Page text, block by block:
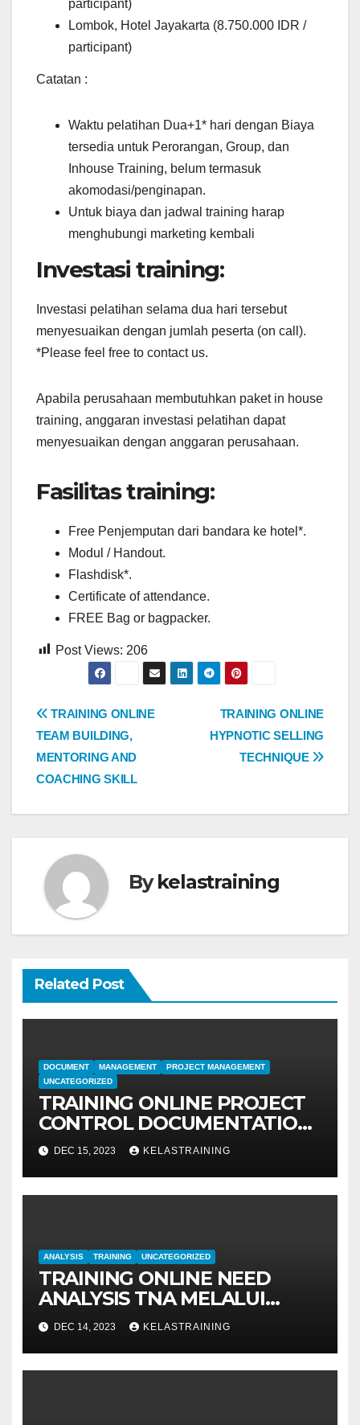
participant)
Lombok, Hotel Jayakarta (8.750.000 IDR /
participant)
Catatan :
Waktu pelatihan Dua+1* hari dengan Biaya
tersedia untuk Perorangan, Group, dan
Inhouse Training, belum termasuk
akomodasi/penginapan.
Untuk biaya dan jadwal training harap
menghubungi marketing kembali
Investasi training:
Investasi pelatihan selama dua hari tersebut
menyesuaikan dengan jumlah peserta (on call).
*Please feel free to contact us.
Apabila perusahaan membutuhkan paket in house
training, anggaran investasi pelatihan dapat
menyesuaikan dengan anggaran perusahaan.
Fasilitas training:
Free Penjemputan dari bandara ke hotel*.
Modul / Handout.
Flashdisk*.
Certificate of attendance.
FREE Bag or bagpacker.
Post Views: 206
Post
navigation
TRAINING ONLINE
HYPNOTIC SELLING
TECHNIQUE
TRAINING ONLINE
TEAM BUILDING,
MENTORING AND
COACHING SKILL
Bykelastraining
Related Post
DOCUMENT MANAGEMENT
PROJECT MANAGEMENT
UNCATEGORIZED
TRAINING ONLINE PROJECT
CONTROL DOCUMENTATION
MANAGEMENT
DEC 15, 2023 KELASTRAINING
ANALYSIS TRAINING UNCATEGORIZED
TRAINING ONLINE NEED
ANALYSIS TNA MELALUI
METODE IDENTIFIKASI DAN
EVALUASI
DEC 14, 2023 KELASTRAINING